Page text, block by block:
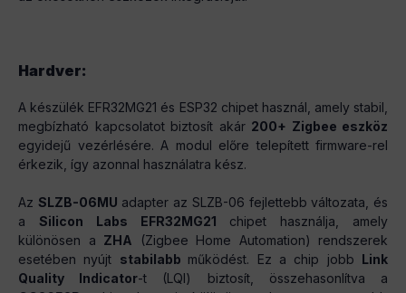
Hardver:
A készülék EFR32MG21 és ESP32 chipet használ, amely stabil,
megbízható kapcsolatot biztosít akár 200+ Zigbee eszköz
egyidejű vezérlésére. A modul előre telepített firmware-rel
érkezik, így azonnal használatra kész.
Az SLZB-06MU adapter az SLZB-06 fejlettebb változata, és
a Silicon Labs EFR32MG21 chipet használja, amely
különösen a ZHA (Zigbee Home Automation) rendszerek
esetében nyújt stabilabb működést. Ez a chip jobb Link
Quality Indicator-t (LQI) biztosít, összehasonlítva a